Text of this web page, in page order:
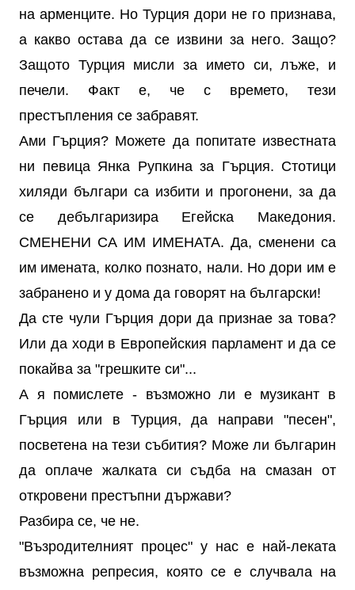
на арменците. Но Турция дори не го признава,
а какво остава да се извини за него. Защо?
Защото Турция мисли за името си, лъже, и
печели. Факт е, че с времето, тези
престъпления се забравят.
Ами Гърция? Можете да попитате известната
ни певица Янка Рупкина за Гърция. Стотици
хиляди българи са избити и прогонени, за да
се дебългаризира Егейска Македония.
СМЕНЕНИ СА ИМ ИМЕНАТА. Да, сменени са
им имената, колко познато, нали. Но дори им е
забранено и у дома да говорят на български!
Да сте чули Гърция дори да признае за това?
Или да ходи в Европейския парламент и да се
покайва за "грешките си"...
А я помислете - възможно ли е музикант в
Гърция или в Турция, да направи "песен",
посветена на тези събития? Може ли българин
да оплаче жалката си съдба на смазан от
откровени престъпни държави?
Разбира се, че не.
"Възродителният процес" у нас е най-леката
възможна репресия, която се е случвала на